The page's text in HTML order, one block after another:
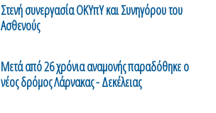
Στενή συνεργασία ΟΚΥπΥ και Συνηγόρου του
Ασθενούς
Μετά από 26 χρόνια αναμονής παραδόθηκε ο
νέος δρόμος Λάρνακας - Δεκέλειας